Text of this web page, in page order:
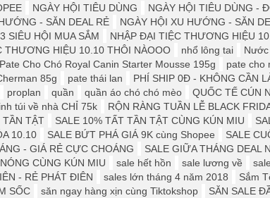
NGÀY HỘI TIÊU DÙNG
NGÀY HỘI TIÊU DÙNG -
- SĂN DEAL RẺ
NGÀY HỘI XU HƯỚNG - SĂN
SIÊU HỘI MUA SẮM
NHẬP ĐẠI TIỆC THƯƠNG HIỆU
THƯƠNG HIỆU 10.10 THÔI NÀOOO
nhổ lông tai
Pate Cho Chó Royal Canin Starter Mousse 195g pate cho
85g
pate thái lan PHÍ SHIP 0Đ - KHÔNG CẦN
proplan quần quần áo chó chó mèo QUỐC TẾ CÚN
túi về nhà CHỈ 75k RỘN RÀNG TUẦN LỄ BLACK
TẦN TẬT
SALE 10% TẤT TẦN TẬT CÙNG KÚN MIU
10.10
SALE BỨT PHÁ GIÁ 9K cùng Shopee SALE
- GIÁ RẺ CỰC CHOÁNG
SALE GIỮA THÁNG DEAL
CÙNG KÚN MIU
sale hết hồn sale lương về
- RẺ PHÁT ĐIÊN
sales lớn tháng 4 năm 2018
Sắm
SỐC
săn ngay hàng xịn cùng Tiktokshop SĂN SALE